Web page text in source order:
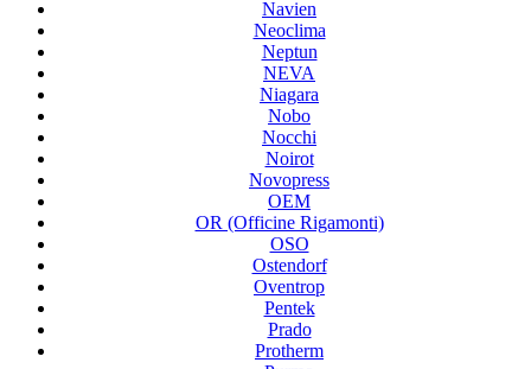
Navien
Neoclima
Neptun
NEVA
Niagara
Nobo
Nocchi
Noirot
Novopress
OEM
OR (Officine Rigamonti)
OSO
Ostendorf
Oventrop
Pentek
Prado
Protherm